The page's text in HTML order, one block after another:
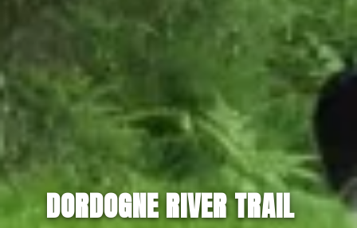
DORDOGNE RIVER TRAIL